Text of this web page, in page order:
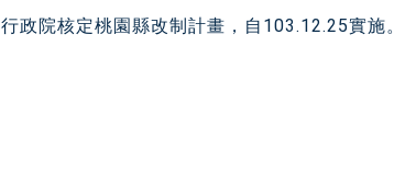
行政院核定桃園縣改制計畫，自103.12.25實施。